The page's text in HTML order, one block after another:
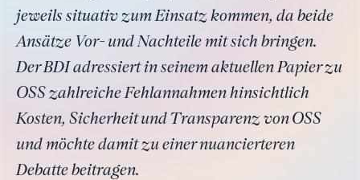
jeweils situativ zum Einsatz kommen, da beide
Ansätze Vor- und Nachteile mit sich bringen.
Der BDI adressiert in seinem aktuellen Papier zu
OSS zahlreiche Fehlannahmen hinsichtlich
Kosten, Sicherheit und Transparenz von OSS
und möchte damit zu einer nuancierteren
Debatte beitragen.